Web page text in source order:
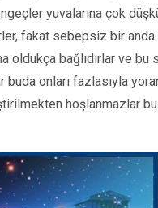
yuvalarına çok
fakat sebepsiz bir anda
oldukça bağlıdırlar ve
buda onları fazlasıyla
hoşlanmazlar